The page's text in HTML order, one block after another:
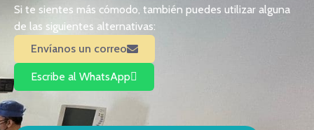
Si te sientes más cómodo, también puedes utilizar alguna
de las siguientes alternativas:
Envíanos un correo
Escribe al WhatsApp